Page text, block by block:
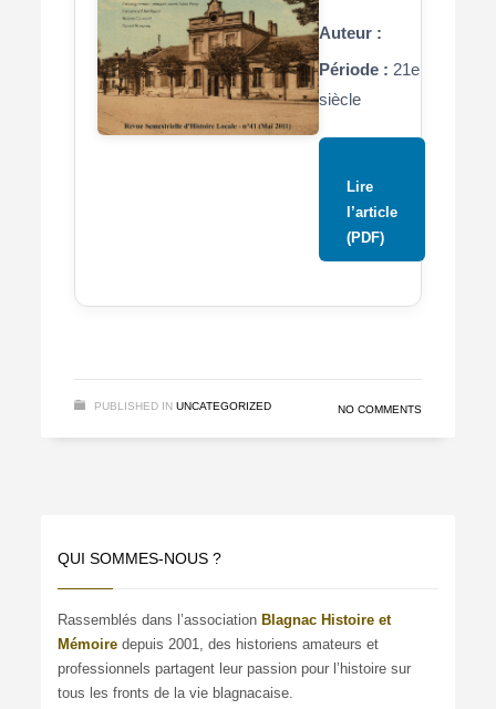
Auteur :
Période : 21e
siècle
Lire
l’article
(PDF)
PUBLISHED IN UNCATEGORIZED NO COMMENTS
QUI SOMMES-NOUS ?
Rassemblés dans l’associationBlagnac Histoire et
Mémoire depuis 2001, des historiens amateurs et
professionnels partagent leur passion pour l’histoire sur
tous les fronts de la vie blagnacaise.